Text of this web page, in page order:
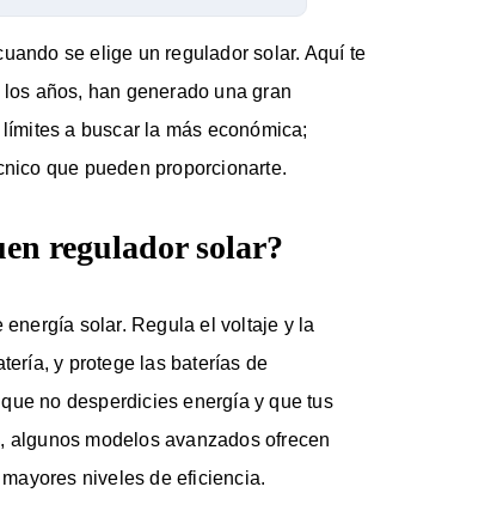
se elige un regulador solar. Aquí te
años, han generado una gran
a buscar la más económica;
que pueden proporcionarte.
regulador solar?
solar. Regula el voltaje y la
y protege las baterías de
no desperdicies energía y que tus
algunos modelos avanzados ofrecen
niveles de eficiencia.